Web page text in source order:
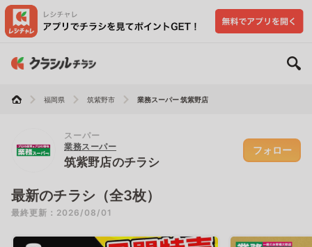
福岡県 筑紫野市 業務スーパー 筑紫野店
スーパー
業務スーパー
筑紫野店のチラシ
フォロー
最新のチラシ（全3枚）
最終更新：2026/08/01